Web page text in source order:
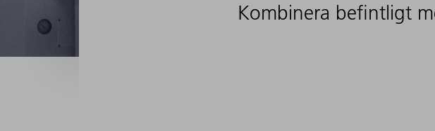
Kombinera befintligt